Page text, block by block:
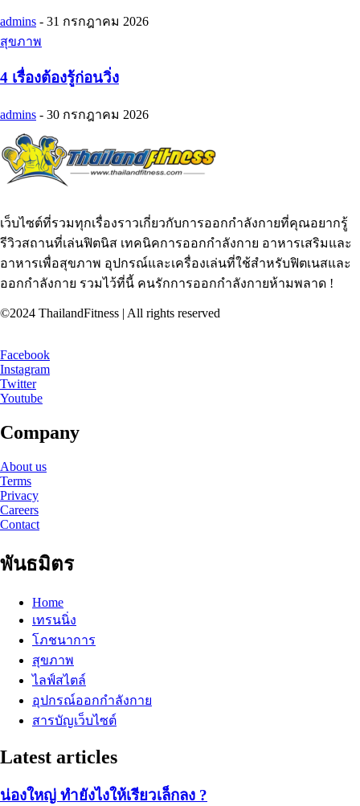
admins - 31 กรกฎาคม 2026
สุขภาพ
4 เรื่องต้องรู้ก่อนวิ่ง
admins - 30 กรกฎาคม 2026
เว็บไซต์ที่รวมทุกเรื่องราวเกี่ยวกับการออกกำลังกายที่คุณอยากรู้
รีวิวสถานที่เล่นฟิตนิส เทคนิคการออกกำลังกาย อาหารเสริมและ
อาหารเพื่อสุขภาพ อุปกรณ์และเครื่องเล่นที่ใช้สำหรับฟิตเนสและ
ออกกำลังกาย รวมไว้ที่นี้ คนรักการออกกำลังกายห้ามพลาด !
©2024 ThailandFitness | All rights reserved
Facebook
Instagram
Twitter
Youtube
Company
About us
Terms
Privacy
Careers
Contact
พันธมิตร
Home
เทรนนิ่ง
โภชนาการ
สุขภาพ
ไลฟ์สไตล์
อุปกรณ์ออกกำลังกาย
สารบัญเว็บไซต์
Latest articles
น่องใหญ่ ทำยังไงให้เรียวเล็กลง ?